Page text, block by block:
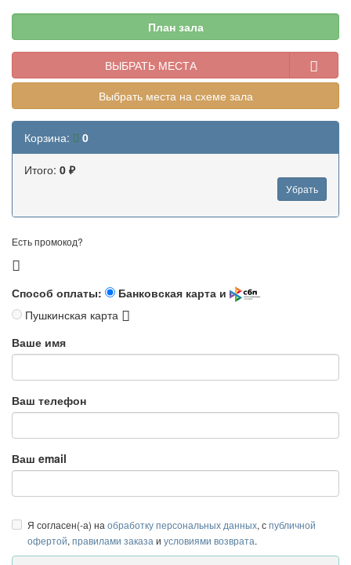
План зала
ВЫБРАТЬ МЕСТА
Выбрать места на схеме зала
Корзина: 0
Итого: 0 ₽
Убрать
Есть промокод?
Способ оплаты:
Банковская карта и
Пушкинская карта
Ваше имя
Ваш телефон
Ваш email
Я согласен(-а) на обработку персональных данных, спубличной
офертой, правилами заказа и условиями возврата.